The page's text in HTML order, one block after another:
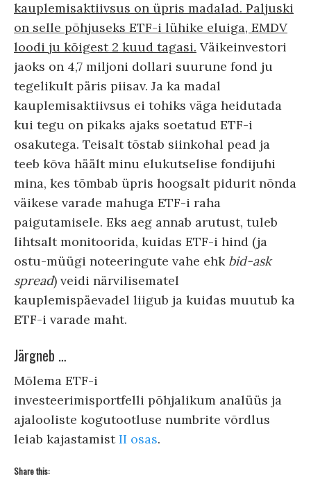
kauplemisaktiivsus on üpris madalad. Paljuski
on selle põhjuseks ETF-i lühike eluiga, EMDV
loodi ju kõigest 2 kuud tagasi. Väikeinvestori
jaoks on 4,7 miljoni dollari suurune fond ju
tegelikult päris piisav. Ja ka madal
kauplemisaktiivsus ei tohiks väga heidutada
kui tegu on pikaks ajaks soetatud ETF-i
osakutega. Teisalt tõstab siinkohal pead ja
teeb kõva häält minu elukutselise fondijuhi
mina, kes tõmbab üpris hoogsalt pidurit nõnda
väikese varade mahuga ETF-i raha
paigutamisele. Eks aeg annab arutust, tuleb
lihtsalt monitoorida, kuidas ETF-i hind (ja
ostu-müügi noteeringute vahe ehk bid-ask
spread) veidi närvilisematel
kauplemispäevadel liigub ja kuidas muutub ka
ETF-i varade maht.
Järgneb …
Mõlema ETF-i
investeerimisportfelli põhjalikum analüüs ja
ajalooliste kogutootluse numbrite võrdlus
leiab kajastamistII osas.
Share this: